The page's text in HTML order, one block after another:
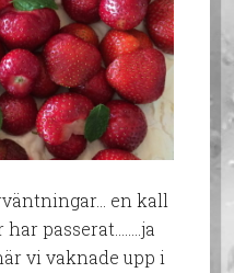
en kall
passerat……..ja
vi vaknade upp i